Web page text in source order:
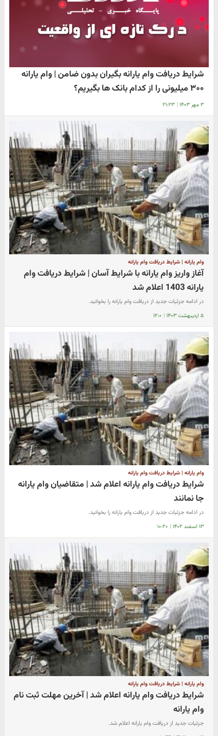
شرایط دریافت وام یارانه بگیران بدون ضامن | وام یارانه
۳۰۰ میلیونی را از کدام بانک ها بگیریم؟
۳ مهر ۱۴۰۳ | ۲۱:۲۳
وام یارانه | شرایط دریافت وام یارانه
آغاز واریز وام یارانه با شرایط آسان | شرایط دریافت وام
یارانه 1403 اعلام شد
در ادامه جزئیات جدید از دریافت وام یارانه را بخوانید.
۵ اردیبهشت ۱۴۰۳ | ۱۲:۰
وام یارانه | شرایط دریافت وام یارانه
شرایط دریافت وام یارانه اعلام شد | متقاضیان وام یارانه
جا نمانند
در ادامه جزئیات جدید از دریافت وام یارانه را بخوانید.
۱۳ اسفند ۱۴۰۲ | ۱۰:۲۰
وام یارانه | شرایط دریافت وام یارانه
شرایط دریافت وام یارانه اعلام شد | آخرین مهلت ثبت نام
وام یارانه
جزئیات جدید از دریافت وام یارانه اعلام شد.